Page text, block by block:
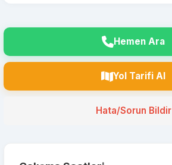
Hemen Ara
Yol Tarifi Al
Hata/Sorun Bildir